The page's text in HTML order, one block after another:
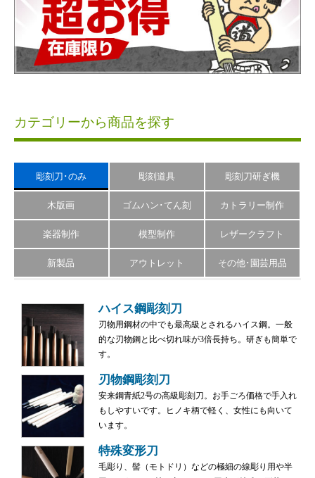
カテゴリーから商品を探す
彫刻刀･のみ 彫刻道具 彫刻刀研ぎ機
木版画 ゴムハン･てん刻 カトラリー制作
楽器制作 模型制作 レザークラフト
新製品 アウトレット その他･園芸用品
ハイス鋼彫刻刀
刃物用鋼材の中でも最高級とされるハイス鋼。一般
的な刃物鋼と比べ切れ味が3倍長持ち。研ぎも簡単で
す。
刃物鋼彫刻刀
安来鋼青紙2号の高級彫刻刀。お手ごろ価格で手入れ
もしやすいです。ヒノキ柄で軽く、女性にも向いて
います。
特殊変形刀
毛彫り、髻（モトドリ）などの極細の線彫り用や半